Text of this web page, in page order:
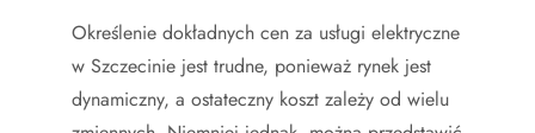
Określenie dokładnych cen za usługi elektryczne
w Szczecinie jest trudne, ponieważ rynek jest
dynamiczny, a ostateczny koszt zależy od wielu